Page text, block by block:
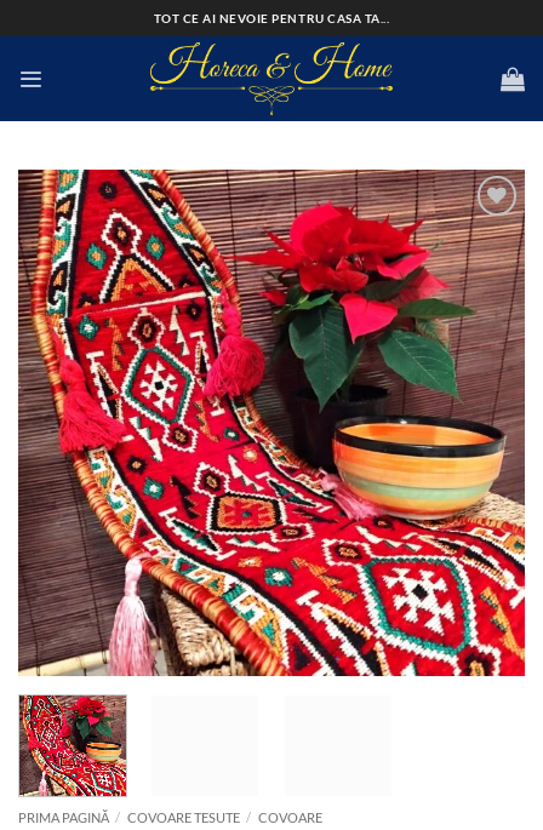
to
TOT CE AI NEVOIE PENTRU CASA TA...
Add to
wishlist
PRIMA PAGINĂ / COVOARE TESUTE / COVOARE